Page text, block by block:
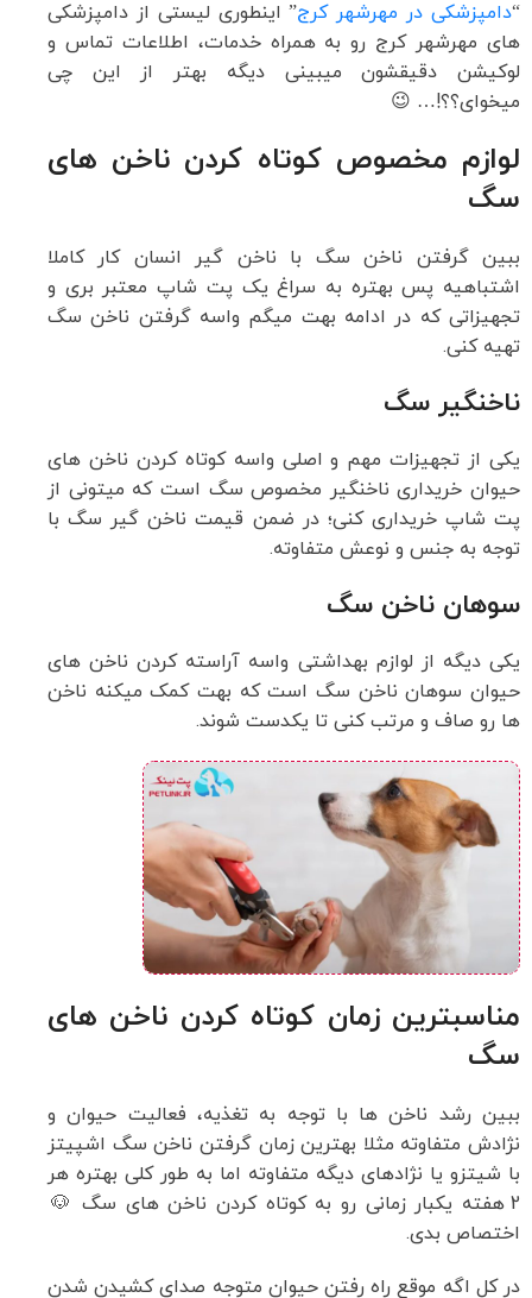
“دامپزشکی در مهرشهر کرج” اینطوری لیستی از دامپزشکی
های مهرشهر کرج رو به همراه خدمات، اطلاعات تماس و
لوکیشن دقیقشون میبینی دیگه بهتر از این چی
میخوای؟؟!… 😉
لوازم مخصوص کوتاه کردن ناخن های
سگ
ببین گرفتن ناخن سگ با ناخن گیر انسان کار کاملا
اشتباهیه پس بهتره به سراغ یک پت شاپ معتبر بری و
تجهیزاتی که در ادامه بهت میگم واسه گرفتن ناخن سگ
تهیه کنی.
ناخنگیر سگ
یکی از تجهیزات مهم و اصلی واسه کوتاه کردن ناخن های
حیوان خریداری ناخنگیر مخصوص سگ است که میتونی از
پت شاپ خریداری کنی؛ در ضمن قیمت ناخن گیر سگ با
توجه به جنس و نوعش متفاوته.
سوهان ناخن سگ
یکی دیگه از لوازم بهداشتی واسه آراسته کردن ناخن های
حیوان سوهان ناخن سگ است که بهت کمک میکنه ناخن
ها رو صاف و مرتب کنی تا یکدست شوند.
مناسبترین زمان کوتاه کردن ناخن های
سگ
ببین رشد ناخن ها با توجه به تغذیه، فعالیت حیوان و
نژادش متفاوته مثلا بهترین زمان گرفتن ناخن سگ اشپیتز
با شیتزو یا نژادهای دیگه متفاوته اما به طور کلی بهتره هر
2 هفته یکبار زمانی رو به کوتاه کردن ناخن های سگ 🐶
اختصاص بدی.
در کل اگه موقع راه رفتن حیوان متوجه صدای کشیدن شدن